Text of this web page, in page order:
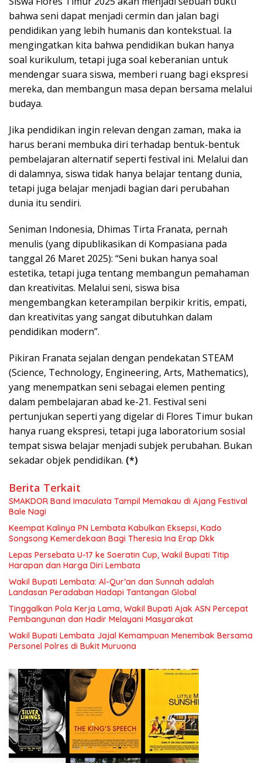
bahwa seni dapat menjadi cermin dan jalan bagi
pendidikan yang lebih humanis dan kontekstual. Ia
mengingatkan kita bahwa pendidikan bukan hanya
soal kurikulum, tetapi juga soal keberanian untuk
mendengar suara siswa, memberi ruang bagi ekspresi
mereka, dan membangun masa depan bersama melalui
budaya.
Jika pendidikan ingin relevan dengan zaman, maka ia
harus berani membuka diri terhadap bentuk-bentuk
pembelajaran alternatif seperti festival ini. Melalui dan
di dalamnya, siswa tidak hanya belajar tentang dunia,
tetapi juga belajar menjadi bagian dari perubahan
dunia itu sendiri.
Seniman Indonesia, Dhimas Tirta Franata, pernah
menulis (yang dipublikasikan di Kompasiana pada
tanggal 26 Maret 2025): “Seni bukan hanya soal
estetika, tetapi juga tentang membangun pemahaman
dan kreativitas. Melalui seni, siswa bisa
mengembangkan keterampilan berpikir kritis, empati,
dan kreativitas yang sangat dibutuhkan dalam
pendidikan modern”.
Pikiran Franata sejalan dengan pendekatan STEAM
(Science, Technology, Engineering, Arts, Mathematics),
yang menempatkan seni sebagai elemen penting
dalam pembelajaran abad ke-21. Festival seni
pertunjukan seperti yang digelar di Flores Timur bukan
hanya ruang ekspresi, tetapi juga laboratorium sosial
tempat siswa belajar menjadi subjek perubahan. Bukan
sekadar objek pendidikan. (*)
Berita Terkait
SMAKDOR Band Imaculata Tampil Memakau di Ajang Festival
Bale Nagi
Keempat Kalinya PN Lembata Kabulkan Eksepsi, Kado
Songsong Kemerdekaan Bagi Theresia Ina Erap Dkk
Lepas Persebata U-17 ke Soeratin Cup, Wakil Bupati Titip
Harapan dan Harga Diri Lembata
Wakil Bupati Lembata: Al-Qur’an dan Sunnah adalah
Landasan Peradaban Hadapi Tantangan Global
Tinggalkan Pola Kerja Lama, Wakil Bupati Ajak ASN Percepat
Pembangunan dan Hadir Melayani Masyarakat
Wakil Bupati Lembata Jajal Kemampuan Menembak Bersama
Personel Polres di Bukit Muruona